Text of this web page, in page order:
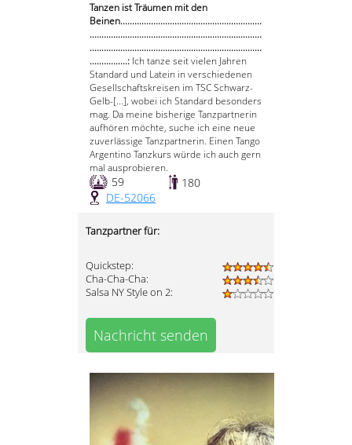
Tanzen ist Träumen mit den
Beinen............................................................
.........................................................................
.........................................................................
................: Ich tanze seit vielen Jahren
Standard und Latein in verschiedenen
Gesellschaftskreisen im TSC Schwarz-
Gelb-[...], wobei ich Standard besonders
mag. Da meine bisherige Tanzpartnerin
aufhören möchte, suche ich eine neue
zuverlässige Tanzpartnerin. Einen Tango
Argentino Tanzkurs würde ich auch gern
mal ausprobieren.
59
180
DE-52066
Tanzpartner für:
Quickstep:
Cha-Cha-Cha:
Salsa NY Style on 2:
Nachricht senden